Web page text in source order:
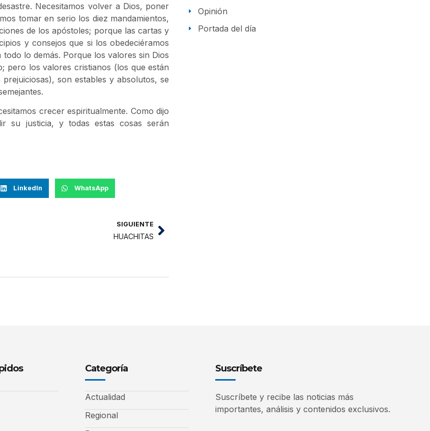
Necesitamos volver a Dios, poner
tomar en serio los diez mandamientos,
de los apóstoles; porque las cartas y
y consejos que si los obedeciéramos
lo demás. Porque los valores sin Dios
pero los valores cristianos (los que están
son estables y absolutos, se
crecer espiritualmente. Como dijo
su justicia, y todas estas cosas serán
LinkedIn WhatsApp
SIGUIENTE
HUACHITAS
Opinión
Portada del día
Categoría
Actualidad
Regional
Suscríbete
Suscríbete y recibe las noticias más
importantes, análisis y contenidos exclusivos.